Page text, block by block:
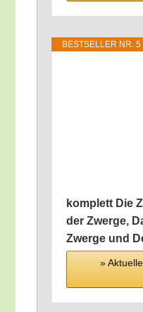
BEST­SEL­LER NR. 5
kom­plett Die
der Zwer­ge,
Zwer­ge und
»